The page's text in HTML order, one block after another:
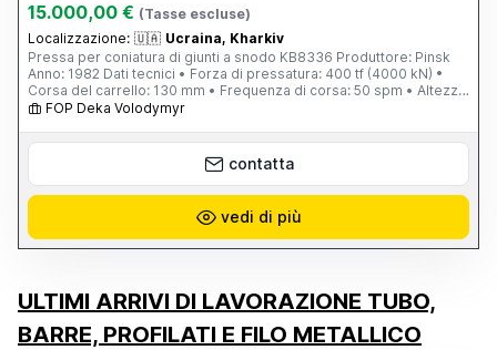
15.000,00 € (Tasse escluse)
Localizzazione: 🇺🇦 Ucraina, Kharkiv
Pressa per coniatura di giunti a snodo KB8336 Produttore: Pinsk
Anno: 1982 Dati tecnici • Forza di pressatura: 400 tf (4000 kN) •
Corsa del carrello: 130 mm • Frequenza di corsa: 50 spm • Altezza
massima di chiusura: 475 mm • Regolazione del carrello: 12 mm •
piastra di supporto: 100 mm Espulsore inferiore • Corsa: 80 mm •
Motore principale • Potenza: 19 kW • Velocità: 940 giri/min
Dimensioni complessive: 1980 × 1240 × 2800 mm Peso: 8500 kg
FOP Deka Volodymyr
contatta
vedi di più
ULTIMI ARRIVI DI LAVORAZIONE TUBO,
BARRE, PROFILATI E FILO METALLICO